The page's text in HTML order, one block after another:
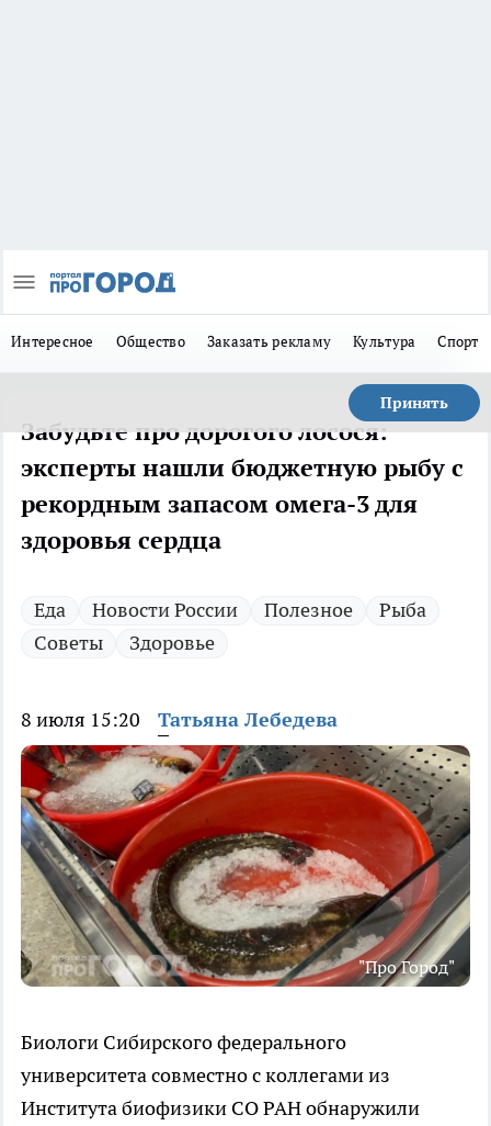
Интересное Общество Заказать рекламу Культура Спорт
Принять
Забудьте про дорогого лосося:
эксперты нашли бюджетную рыбу с
рекордным запасом омега-3 для
здоровья сердца
Еда Новости России Полезное
Рыба
Советы
Здоровье
8 июля 15:20 Татьяна Лебедева
"Про Город"
Биологи Сибирского федерального
университета совместно с коллегами из
Института биофизики СО РАН обнаружили